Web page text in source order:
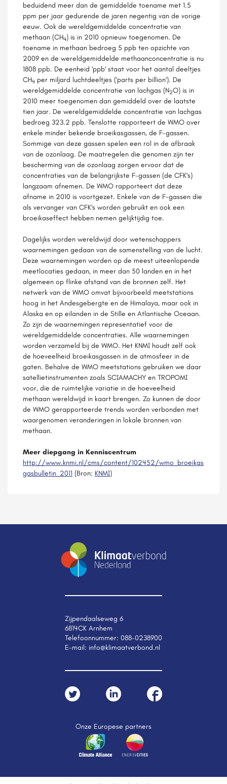
beduidend meer dan de gemiddelde toename met 1.5
ppm per jaar gedurende de jaren negentig van de vorige
eeuw. Ook de wereldgemiddelde concentratie van
methaan (CH4) is in 2010 opnieuw toegenomen. De
toename in methaan bedroeg 5 ppb ten opzichte van
2009 en de wereldgemiddelde methaanconcentratie is nu
1808 ppb. De eenheid 'ppb' staat voor het aantal deeltjes
CH4 per miljard luchtdeeltjes ('parts per billion'). De
wereldgemiddelde concentratie van lachgas (N2O) is in
2010 meer toegenomen dan gemiddeld over de laatste
tien jaar. De wereldgemiddelde concentratie van lachgas
bedroeg 323.2 ppb. Tenslotte rapporteert de WMO over
enkele minder bekende broeikasgassen, de F-gassen.
Sommige van deze gassen spelen een rol in de afbraak
van de ozonlaag. De maatregelen die genomen zijn ter
bescherming van de ozonlaag zorgen ervoor dat de
concentraties van de belangrijkste F-gassen (de CFK's)
langzaam afnemen. De WMO rapporteert dat deze
afname in 2010 is voortgezet. Enkele van de F-gassen die
als vervanger van CFK's worden gebruikt en ook een
broeikaseffect hebben nemen gelijktijdig toe.
Dagelijks worden wereldwijd door wetenschappers
waarnemingen gedaan van de samenstelling van de lucht.
Deze waarnemingen worden op de meest uiteenlopende
meetlocaties gedaan, in meer dan 50 landen en in het
algemeen op flinke afstand van de bronnen zelf. Het
netwerk van de WMO omvat bijvoorbeeld meetstations
hoog in het Andesgebergte en de Himalaya, maar ook in
Alaska en op eilanden in de Stille en Atlantische Oceaan.
Zo zijn de waarnemingen representatief voor de
wereldgemiddelde concentraties. Alle waarnemingen
worden verzameld bij de WMO. Het KNMI houdt zelf ook
de hoeveelheid broeikasgassen in de atmosfeer in de
gaten. Behalve de WMO meetstations gebruiken we daar
satellietinstrumenten zoals SCIAMACHY en TROPOMI
voor, die de ruimtelijke variatie in de hoeveelheid
methaan wereldwijd in kaart brengen. Zo kunnen de door
de WMO gerapporteerde trends worden verbonden met
waargenomen veranderingen in lokale bronnen van
methaan.
Meer diepgang in Kenniscentrum
http://www.knmi.nl/cms/content/102452/wmo_broeikas
gasbulletin_2011 (Bron: KNMI)
Zijpendaalseweg 6
6814CK Arnhem
Telefoonnummer: 088-0238900
E-mail: info@klimaatverbond.nl
Onze Europese partners